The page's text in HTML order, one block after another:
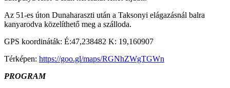
Az 51-es úton Dunaharaszti után a Taksonyi elágazásnál balra
kanyarodva közelíthető meg a szálloda.
GPS koordináták: É:47,238482 K: 19,160907
Térképen: https://goo.gl/maps/RGNhZWgTGWn
PROGRAM